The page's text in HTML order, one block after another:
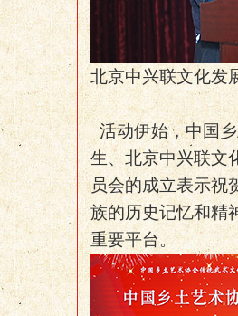
北京中兴联文化发
活动伊始，中国
生、北京中兴联文
员会的成立表示祝
族的历史记忆和精
重要平台。